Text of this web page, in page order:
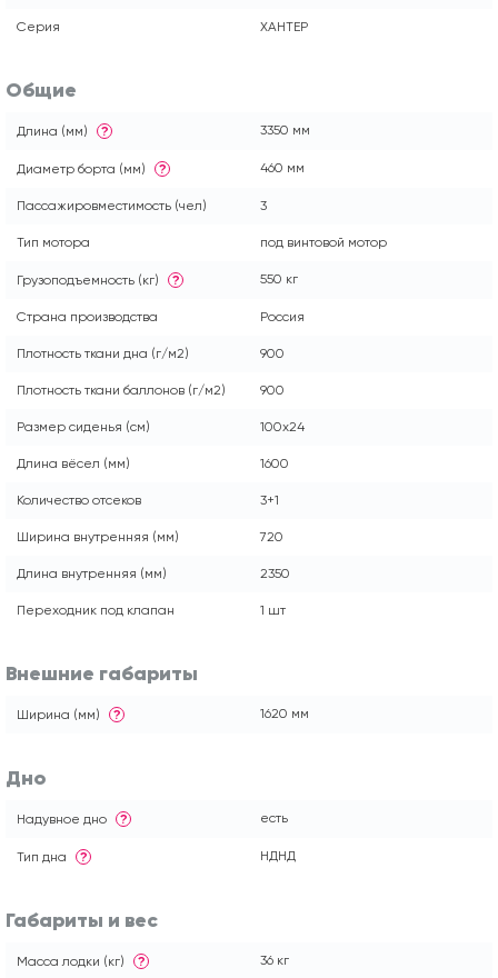
Серия ХАНТЕР
Общие
Длина (мм) ? 3350 мм
Диаметр борта (мм) ? 460 мм
Пассажировместимость (чел) 3
Тип мотора под винтовой мотор
Грузоподъемность (кг) ? 550 кг
Страна производства Россия
Плотность ткани дна (г/м2) 900
Плотность ткани баллонов (г/м2) 900
Размер сиденья (см) 100x24
Длина вёсел (мм) 1600
Количество отсеков 3+1
Ширина внутренняя (мм) 720
Длина внутренняя (мм) 2350
Переходник под клапан 1 шт
Внешние габариты
Ширина (мм) ? 1620 мм
Дно
Надувное дно ? есть
Тип дна ? НДНД
Габариты и вес
Масса лодки (кг) ? 36 кг